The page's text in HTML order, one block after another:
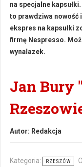
na specjalne
to prawdziwa nowość
ekspres na kapsułki
firmę Nespresso.
wynalazek.
Jan Bury
Autor: Redakcja
Kategoria: RZESZÓW